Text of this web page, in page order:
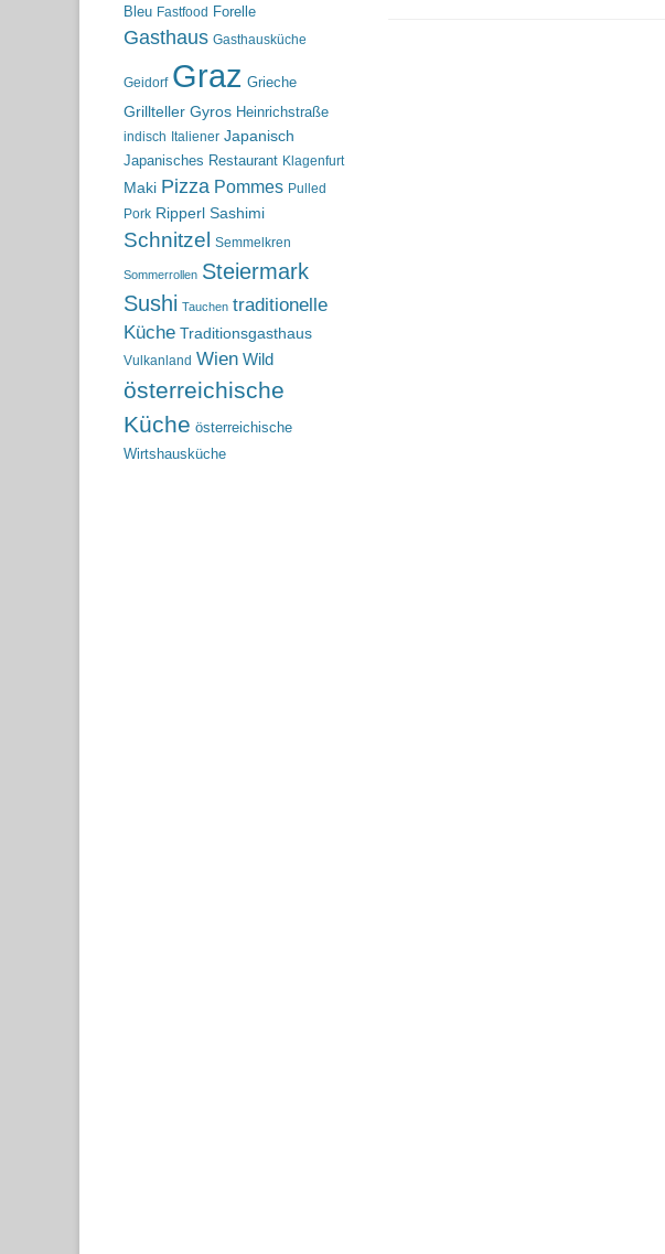
Bleu Fastfood Forelle
Gasthaus Gasthausküche
Geidorf Graz Grieche
Grillteller Gyros Heinrichstraße
indisch Italiener Japanisch
Japanisches Restaurant Klagenfurt
Maki Pizza Pommes Pulled
Pork Ripperl Sashimi
Schnitzel Semmelkren
Sommerrollen Steiermark
Sushi Tauchen traditionelle
Küche Traditionsgasthaus
Vulkanland Wien Wild
österreichische
Küche österreichische
Wirtshausküche